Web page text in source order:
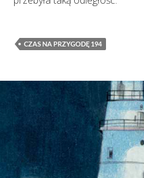
CZAS NA PRZYGODĘ 194